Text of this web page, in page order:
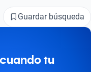
Guardar búsqueda
tu